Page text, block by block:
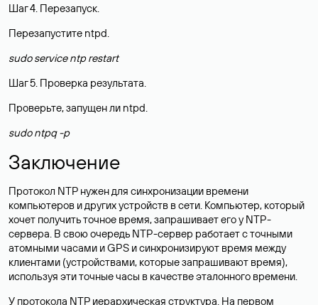
Шаг 4. Перезапуск.
Перезапустите ntpd.
sudo service ntp restart
Шаг 5. Проверка результата.
Проверьте, запущен ли ntpd.
sudo ntpq -p
Заключение
Протокол NTP нужен для синхронизации времени
компьютеров и других устройств в сети. Компьютер, который
хочет получить точное время, запрашивает его у NTP-
сервера. В свою очередь NTP-сервер работает с точными
атомными часами и GPS и синхронизируют время между
клиентами (устройствами, которые запрашивают время),
используя эти точные часы в качестве эталонного времени.
У протокола NTP иерархическая структура. На первом